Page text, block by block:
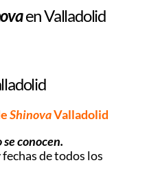
en Valladolid
ShinovaValladolid
conocen.
de todos los